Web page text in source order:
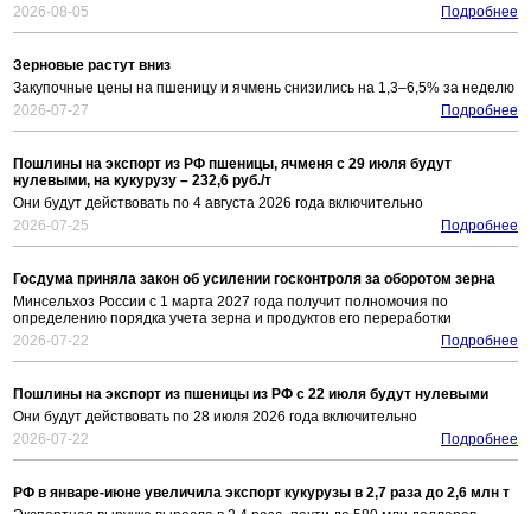
2026-08-05
Подробнее
Зерновые растут вниз
Закупочные цены на пшеницу и ячмень снизились на 1,3–6,5% за неделю
2026-07-27
Подробнее
Пошлины на экспорт из РФ пшеницы, ячменя с 29 июля будут
нулевыми, на кукурузу – 232,6 руб./т
Они будут действовать по 4 августа 2026 года включительно
2026-07-25
Подробнее
Госдума приняла закон об усилении госконтроля за оборотом зерна
Минсельхоз России с 1 марта 2027 года получит полномочия по
определению порядка учета зерна и продуктов его переработки
2026-07-22
Подробнее
Пошлины на экспорт из пшеницы из РФ с 22 июля будут нулевыми
Они будут действовать по 28 июля 2026 года включительно
2026-07-22
Подробнее
РФ в январе-июне увеличила экспорт кукурузы в 2,7 раза до 2,6 млн т